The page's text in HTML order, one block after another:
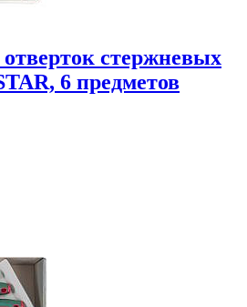
стержневых
6 предметов